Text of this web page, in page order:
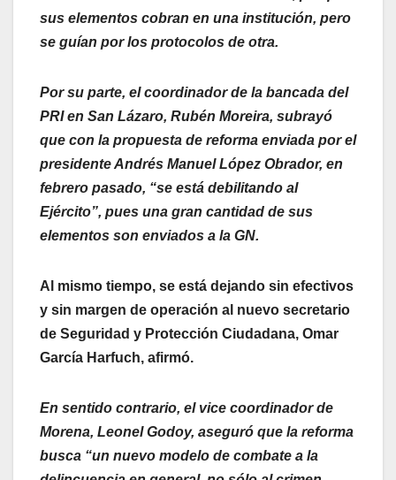
sus elementos cobran en una institución, pero
se guían por los protocolos de otra.
Por su parte, el coordinador de la bancada del
PRI en San Lázaro, Rubén Moreira, subrayó
que con la propuesta de reforma enviada por el
presidente Andrés Manuel López Obrador, en
febrero pasado, “se está debilitando al
Ejército”, pues una gran cantidad de sus
elementos son enviados a la GN.
Al mismo tiempo, se está dejando sin efectivos
y sin margen de operación al nuevo secretario
de Seguridad y Protección Ciudadana, Omar
García Harfuch, afirmó.
En sentido contrario, el vice coordinador de
Morena, Leonel Godoy, aseguró que la reforma
busca “un nuevo modelo de combate a la